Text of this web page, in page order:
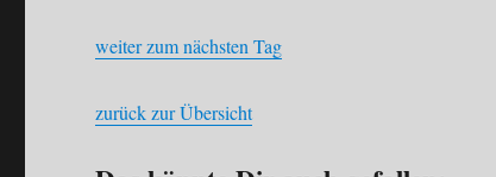
weiter zum nächsten Tag
zurück zur Übersicht